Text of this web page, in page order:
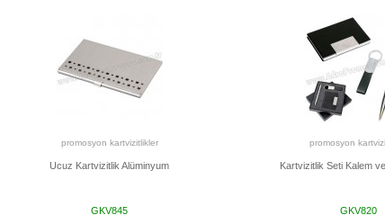
promosyon kartvizitlikler
Ucuz Kartvizitlik Alüminyum
GKV845
promosyon
Kartvizitlik Seti Kalem ve
GKV820